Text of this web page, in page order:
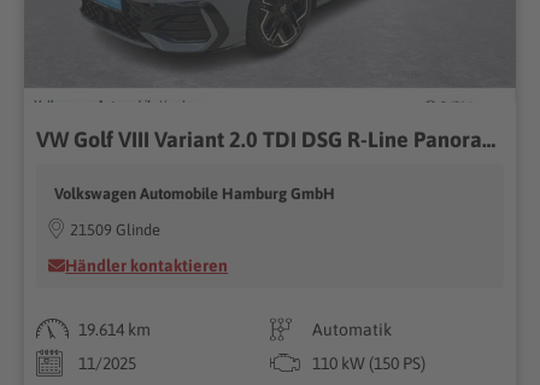
VW Golf VIII Variant 2.0 TDI DSG R-Line Panoramadach
Volkswagen Automobile Hamburg GmbH
21509 Glinde
Händler kontaktieren
19.614 km
Automatik
11/2025
110 kW (150 PS)